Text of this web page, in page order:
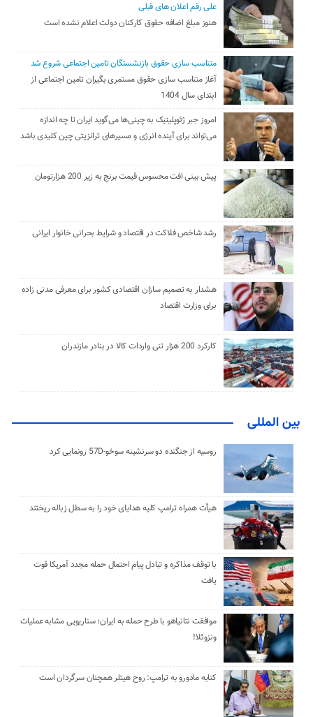
علی رقم اعلان های قبلی
هنوز مبلغ اضافه حقوق کارکنان دولت اعلام نشده است
متناسب سازی حقوق بازنشستگان تامین اجتماعی شروع شد
آغاز متناسب سازی حقوق مستمری بگیران تامین اجتماعی از
ابتدای سال 1404
امروز جبر ژئوپلیتیک به چینی‌ها می‌گوید ایران تا چه اندازه
می‌تواند برای آینده انرژی و مسیرهای ترانزیتی چین کلیدی باشد
پیش بینی افت محسوس قیمت برنج به زیر 200 هزارتومان
رشد شاخص فلاکت در اقتصاد و شرایط بحرانی خانوار ایرانی
هشدار به تصمیم سازان اقتصادی کشور برای معرفی مدنی زاده
برای وزارت اقتصاد
کارکرد 200 هزار تنی واردات کالا در بنادر مازندران
بین المللی
روسیه از جنگنده دو سرنشینه سوخو-57D رونمایی کرد
هیأت همراه ترامپ کلیه هدایای خود را به سطل زباله ریختند
با توقف مذاکره و تبادل پیام احتمال حمله مجدد آمریکا قوت
یافت
موافقت نتانیاهو با طرح حمله به ایران؛ سناریویی مشابه عملیات
ونزوئلا!
کنایه مادورو به ترامپ: روح هیتلر همچنان سرگردان است